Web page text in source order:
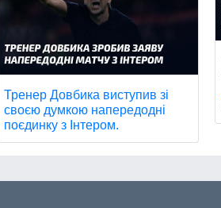
Тренер Довбика виступив зі
своєю думкою напередодні
поєдинку з Інтером.